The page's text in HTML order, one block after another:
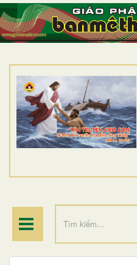
TRANG NHẤT
GIỚI THIỆU
DÒNG TU
BAN MỤC VỤ
ĐOÀN THỂ CG
ĐIỂM HÀNH HƯƠNG